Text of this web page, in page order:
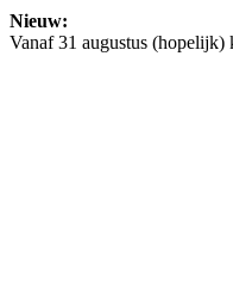
Nieuw:
Vanaf 31 augustus (hopelijk)